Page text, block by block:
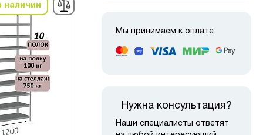
наличии
Мы принимаем к оплате
Нужна консультация?
Наши специалисты ответят